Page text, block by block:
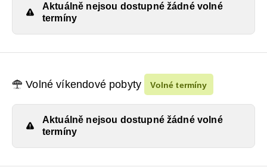
Aktuálně nejsou dostupné žádné volné
termíny
Volné víkendové pobyty Volné termíny
Aktuálně nejsou dostupné žádné volné
termíny